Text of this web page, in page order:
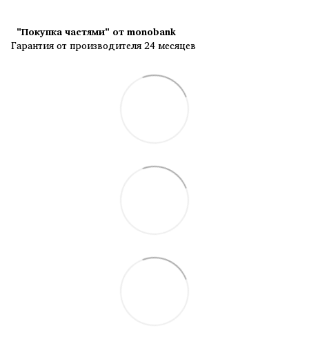
"Покупка частями" от monobank
Гарантия от производителя 24 месяцев